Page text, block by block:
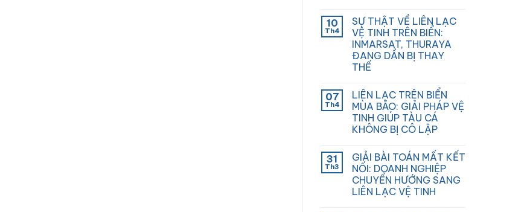
10
Th4
SỰ THẬT VỀ LIÊN LẠC
VỆ TINH TRÊN BIỂN:
INMARSAT, THURAYA
ĐANG DẦN BỊ THAY
THẾ
07
Th4
LIÊN LẠC TRÊN BIỂN
MÙA BÃO: GIẢI PHÁP VỆ
TINH GIÚP TÀU CÁ
KHÔNG BỊ CÔ LẬP
31
Th3
GIẢI BÀI TOÁN MẤT KẾT
NỐI: DOANH NGHIỆP
CHUYỂN HƯỚNG SANG
LIÊN LẠC VỆ TINH